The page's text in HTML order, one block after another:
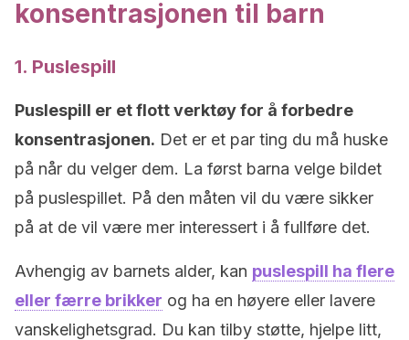
konsentrasjonen til barn
1. Puslespill
Puslespill er et flott verktøy for å forbedre
konsentrasjonen. Det er et par ting du må huske
på når du velger dem. La først barna velge bildet
på puslespillet. På den måten vil du være sikker
på at de vil være mer interessert i å fullføre det.
Avhengig av barnets alder, kan puslespill ha flere
eller færre brikker og ha en høyere eller lavere
vanskelighetsgrad. Du kan tilby støtte, hjelpe litt,